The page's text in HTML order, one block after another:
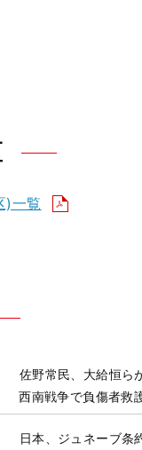
)一覧
野常民、大給恒ら
戦争で負傷者救
本、ジュネーブ条